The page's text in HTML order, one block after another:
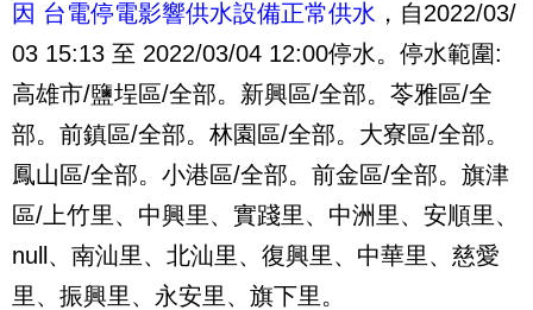
因 台電停電影響供水設備正常供水 ，自2022/03/
03 15:13 至 2022/03/04 12:00停水。停水範圍:
高雄市/鹽埕區/全部。新興區/全部。苓雅區/全
部。前鎮區/全部。林園區/全部。大寮區/全部。
鳳山區/全部。小港區/全部。前金區/全部。旗津
區/上竹里、中興里、實踐里、中洲里、安順里、
null、南汕里、北汕里、復興里、中華里、慈愛
里、振興里、永安里、旗下里。